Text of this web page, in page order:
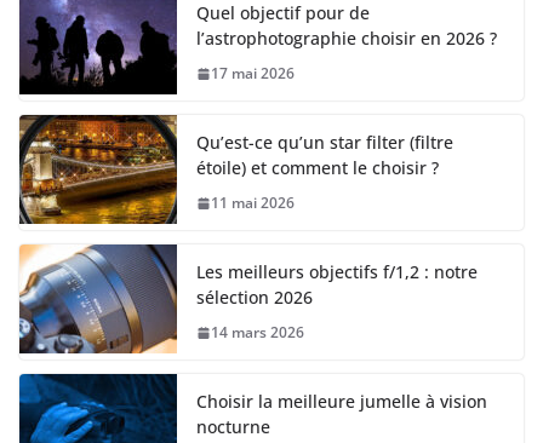
Quel objectif pour de
l’astrophotographie choisir en 2026 ?
17 mai 2026
Qu’est-ce qu’un star filter (filtre
étoile) et comment le choisir ?
11 mai 2026
Les meilleurs objectifs f/1,2 : notre
sélection 2026
14 mars 2026
Choisir la meilleure jumelle à vision
nocturne